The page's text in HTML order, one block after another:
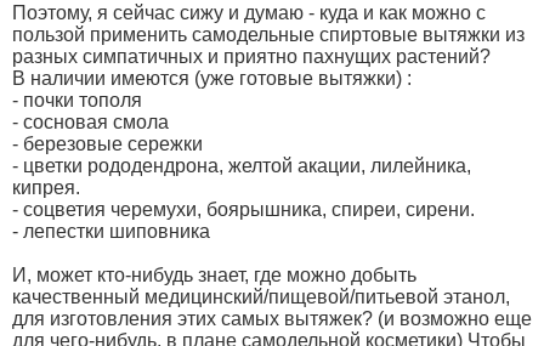
Поэтому, я сейчас сижу и думаю - куда и как можно с
пользой применить самодельные спиртовые вытяжки из
разных симпатичных и приятно пахнущих растений?
В наличии имеются (уже готовые вытяжки) :
- почки тополя
- сосновая смола
- березовые сережки
- цветки рододендрона, желтой акации, лилейника,
кипрея.
- соцветия черемухи, боярышника, спиреи, сирени.
- лепестки шиповника
И, может кто-нибудь знает, где можно добыть
качественный медицинский/пищевой/питьевой этанол,
для изготовления этих самых вытяжек? (и возможно еще
для чего-нибудь, в плане самодельной косметики) Чтобы